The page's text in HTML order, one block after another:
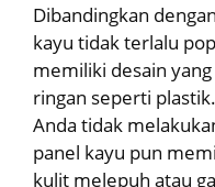
Dibandingkan
kayu tidak terlalu
memiliki desain
ringan seperti
Anda tidak
panel kayu pun
kulit melepuh atau